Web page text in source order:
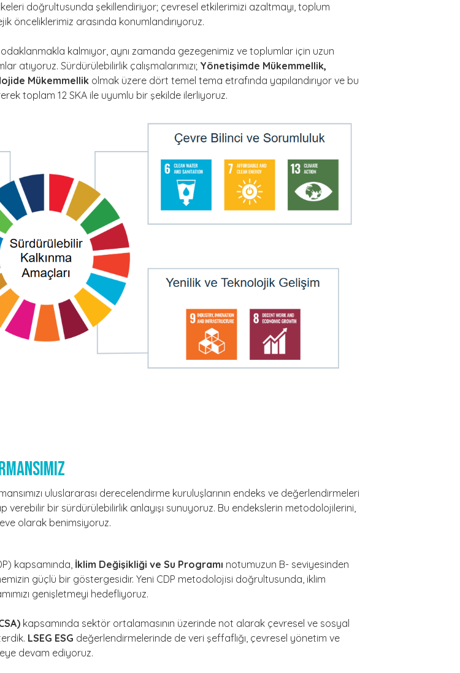
doğrultusunda şekillendiriyor; çevresel etkilerimizi azaltmayı, toplum
önceliklerimiz arasında konumlandırıyoruz.
kalmıyor, aynı zamanda gezegenimiz ve toplumlar için uzun
atıyoruz. Sürdürülebilirlik çalışmalarımızı; Yönetişimde Mükemmellik,
Mükemmellik olmak üzere dört temel tema etrafında yapılandırıyor ve bu
toplam 12 SKA ile uyumlu bir şekilde ilerliyoruz.
uluslararası derecelendirme kuruluşlarının endeks ve değerlendirmeleri
bir sürdürülebilirlik anlayışı sunuyoruz. Bu endekslerin metodolojilerini,
olarak benimsiyoruz.
kapsamında, İklim Değişikliği ve Su Programı notumuzun B- seviyesinden
güçlü bir göstergesidir. Yeni CDP metodolojisi doğrultusunda, iklim
genişletmeyi hedefliyoruz.
kapsamında sektör ortalamasının üzerinde not alarak çevresel ve sosyal
LSEG ESG değerlendirmelerinde de veri şeffaflığı, çevresel yönetim ve
devam ediyoruz.